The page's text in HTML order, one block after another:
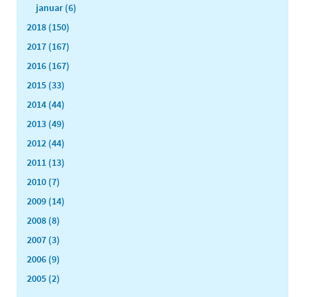
januar (6)
2018 (150)
2017 (167)
2016 (167)
2015 (33)
2014 (44)
2013 (49)
2012 (44)
2011 (13)
2010 (7)
2009 (14)
2008 (8)
2007 (3)
2006 (9)
2005 (2)